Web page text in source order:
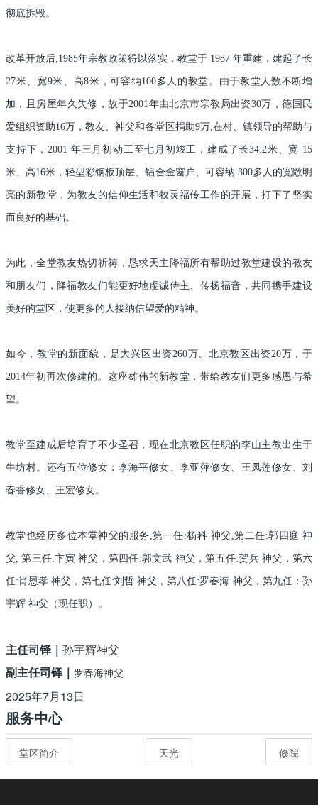
彻底拆毁。
改革开放后,1985年宗教政策得以落实，教堂于 1987 年重建，建起了长
27米、宽9米、高8米，可容纳100多人的教堂。由于教堂人数不断增
加，且房屋年久失修，故于2001年由北京市宗教局出资30万，德国民
爱组织资助16万，教友、神父和各堂区捐助9万,在村、镇领导的帮助与
支持下，2001 年三月初动工至七月初竣工，建成了长34.2米、宽 15
米、高16米，轻型彩钢板顶层、铝合金窗户、可容纳 300多人的宽敞明
亮的新教堂，为教友的信仰生活和牧灵福传工作的开展，打下了坚实
而良好的基础。
为此，全堂教友热切祈祷，恳求天主降福所有帮助过教堂建设的教友
和朋友们，降福教友们能更好地虔诚侍主、传扬福音，共同携手建设
美好的堂区，使更多的人接纳信望爱的精神。
如今，教堂的新面貌，是大兴区出资260万、北京教区出资20万，于
2014年初再次修建的。这座雄伟的新教堂，带给教友们更多感恩与希
望。
教堂至建成后培育了不少圣召，现在北京教区任职的李山主教出生于
牛坊村。还有五位修女：李海平修女、李亚萍修女、王凤莲修女、刘
春香修女、王宏修女。
教堂也经历多位本堂神父的服务,第一任:杨科 神父,第二任:郭四庭 神
父, 第三任:卞寅 神父，第四任:郭文武 神父，第五任:贺兵 神父，第六
任:肖恩孝 神父，第七任:刘哲 神父，第八任:罗春海 神父，第九任：孙
宇辉 神父（现任职）。
主任司铎｜ 孙宇辉神父
副主任司铎｜ 罗春海神父
2025年7月13日
服务中心
堂区简介 天光 修院